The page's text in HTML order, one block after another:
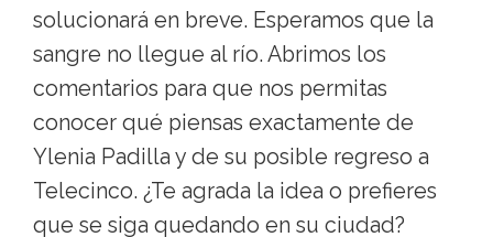
solucionará en breve. Esperamos que la
sangre no llegue al río. Abrimos los
comentarios para que nos permitas
conocer qué piensas exactamente de
Ylenia Padilla y de su posible regreso a
Telecinco. ¿Te agrada la idea o prefieres
que se siga quedando en su ciudad?